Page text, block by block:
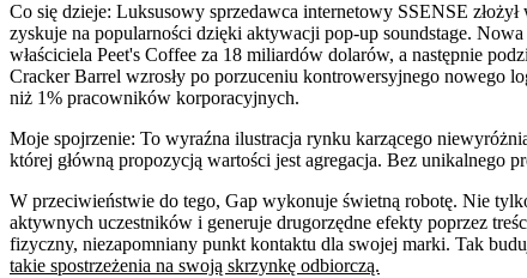
Co się dzieje: Luksusowy sprzedawca internetowy SSENSE
zyskuje na popularności dzięki aktywacji pop-up soundstage.
właściciela Peet's Coffee za 18 miliardów dolarów, a następnie
Cracker Barrel wzrosły po porzuceniu kontrowersyjnego nowego
niż 1% pracowników korporacyjnych.
Moje spojrzenie: To wyraźna ilustracja rynku karzącego
której główną propozycją wartości jest agregacja. Bez unikalnego
W przeciwieństwie do tego, Gap wykonuje świetną robotę. Nie
aktywnych uczestników i generuje drugorzędne efekty poprzez
fizyczny, niezapomniany punkt kontaktu dla swojej marki. Tak
takie spostrzeżenia na swoją skrzynkę odbiorczą.